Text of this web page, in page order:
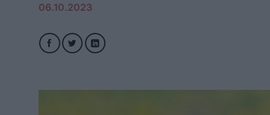
06.10.2023